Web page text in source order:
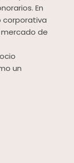
En
corporativa
de
un